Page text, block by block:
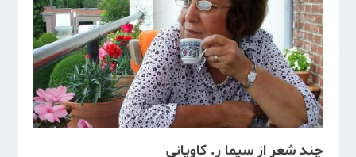
چند شعر از سیما ر. کاویانی